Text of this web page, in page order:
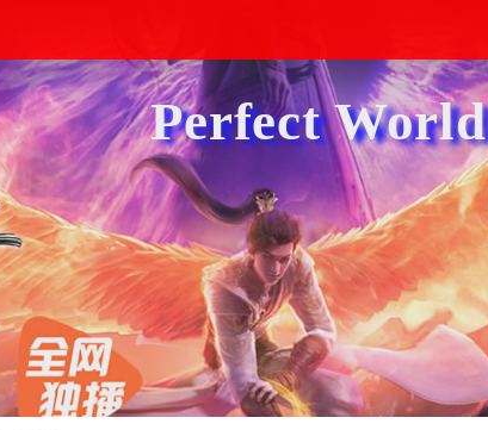
Perfect World